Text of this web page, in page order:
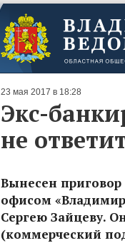
23 мая 2017 в 18:28
Экс-
не
Вынесен
офисом
Сергею Зайцеву.
(коммерческий